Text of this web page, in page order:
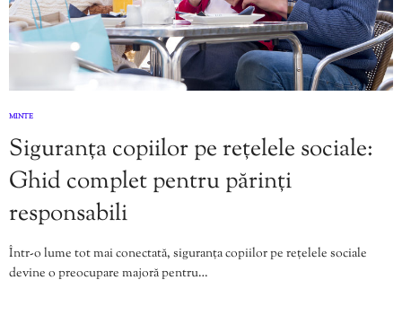
MINTE
Siguranța copiilor pe rețelele sociale:
Ghid complet pentru părinți
responsabili
Într-o lume tot mai conectată, siguranța copiilor pe rețelele sociale
devine o preocupare majoră pentru…